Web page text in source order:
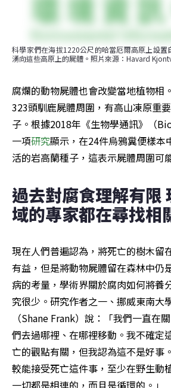
科學家們在海拔1220公尺的哈當厄爾高原上設置
湧向這些高原上的屍體。照片來源：Havard
腐爛的動物屍體也會改變當地植物相
323頭馴鹿屍體周圍，有高山凍原重
子。根據2018年《生物學通訊》（
一項研究顯示，在24件烏鴉糞便樣本
活的岩高蘭種子，這表示屍體周圍可
過去對腐食理解有限
域的專家都在尋找相
現在人們普遍認為，將死亡的樹木留
有益，但是將動物屍體留在森林中仍
病的考量，學術界關於腐肉如何將養
究很少。研究作者之一、挪威東南大
（Shane Frank）說：「我們一直在
們去過哪裡、在哪裡移動。我不確定
亡的觀點有關，但我認為這不是好事
較能接受死亡這件事，至少在野生動